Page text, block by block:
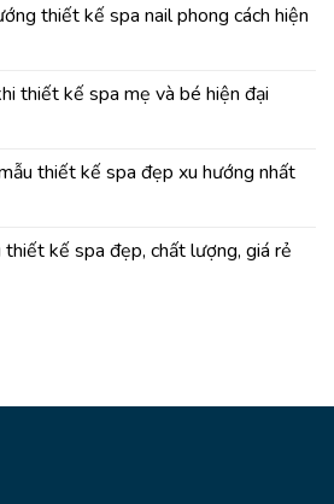
thiết kế spa nail phong cách hiện
thiết kế spa mẹ và bé hiện đại
thiết kế spa đẹp xu hướng nhất
thiết kế spa đẹp, chất lượng, giá rẻ